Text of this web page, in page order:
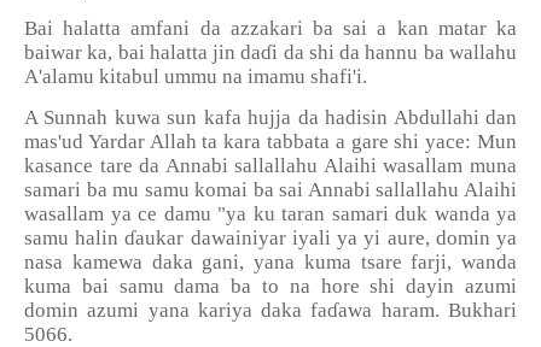
Bai halatta amfani da azzakari ba sai a kan matar ka
baiwar ka, bai halatta jin daɗi da shi da hannu ba wallahu
A'alamu kitabul ummu na imamu shafi'i.
A Sunnah kuwa sun kafa hujja da hadisin Abdullahi dan
mas'ud Yardar Allah ta kara tabbata a gare shi yace: Mun
kasance tare da Annabi sallallahu Alaihi wasallam muna
samari ba mu samu komai ba sai Annabi sallallahu Alaihi
wasallam ya ce damu "ya ku taran samari duk wanda ya
samu halinɗaukar dawainiyar iyali ya yi aure, domin ya
nasa kamewa daka gani, yana kuma tsare farji, wanda
kuma bai samu dama ba to na hore shi dayin azumi
domin azumi yana kariya daka faɗawa haram. Bukhari
5066.